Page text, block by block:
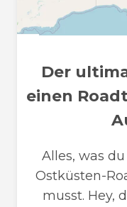
Der
einen
Alles, was
Ostküsten-
musst. Hey,